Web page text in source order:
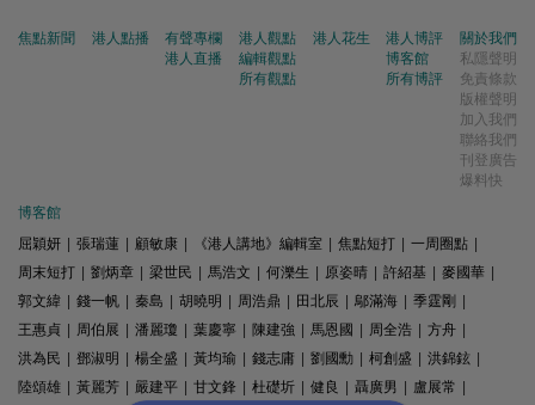
焦點新聞 港人點播
有聲專欄
港人直播
港人觀點
編輯觀點
所有觀點
港人花生
港人博評
博客館
所有博評
關於我們
私隱聲明
免責條款
版權聲明
加入我們
聯絡我們
刊登廣告
爆料快
博客館
屈穎妍
張瑞蓮 顧敏康 《港人講地》編輯室 焦點短打 一周圈點
周末短打
劉炳章 梁世民 馬浩文 何濼生 原姿晴 許紹基 麥國華
郭文緯
錢一帆 秦島 胡曉明 周浩鼎 田北辰 鄔滿海 季霆剛
王惠貞
周伯展 潘麗瓊 葉慶寧 陳建強 馬恩國 周全浩 方舟
洪為民
鄧淑明 楊全盛 黃均瑜 錢志庸 劉國勳 柯創盛 洪錦鉉
陸頌雄
黃麗芳 嚴建平 甘文鋒 杜礎圻 健良 聶廣男 盧展常